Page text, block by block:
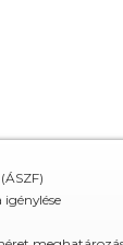
igénylése